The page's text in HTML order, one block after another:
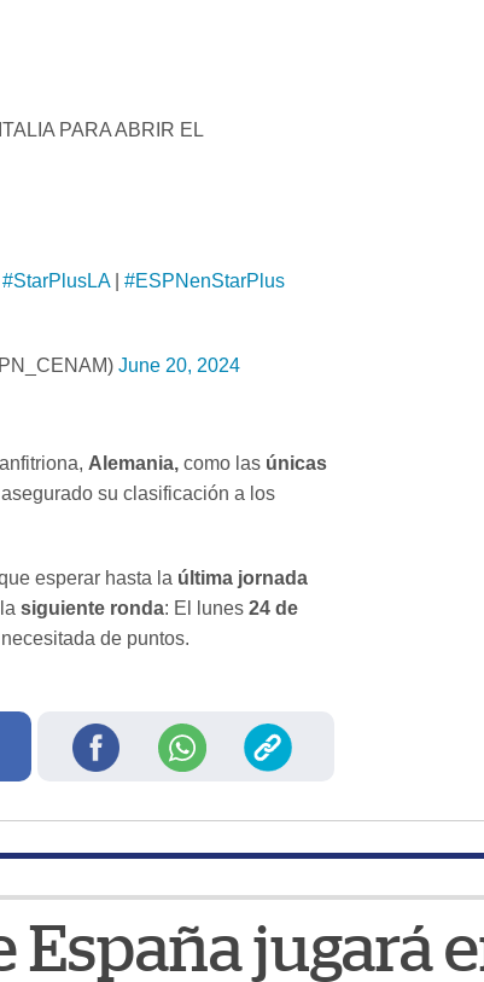
PARA ABRIR EL
#StarPlusLA| #ESPNenStarPlus
June 20, 2024
Alemania, como las únicas
su clasificación a los
esperar hasta la última jornada
siguiente ronda: El lunes 24 de
necesitada de puntos.
España jugará